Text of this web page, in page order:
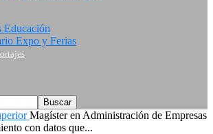
Educación
Expo y Ferias
Magíster en Administración de Empresas
con datos que...